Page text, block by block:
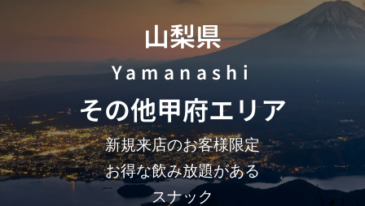
山梨県
Yamanashi
その他甲府エリア
新規来店のお客様限定
お得な飲み放題がある
スナック